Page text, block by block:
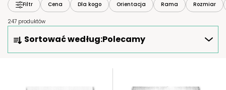
Filtr Cena Dla kogo Orientacja Rama Rozmiar
247 produktów
O
R
Sortować według:Polecamy